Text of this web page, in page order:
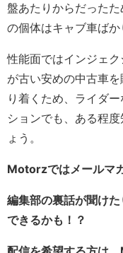
盤あたりからだった
の個体はキャブ車ばか
性能面ではインジェ
が古い安めの中古車
り着くため、ライダ
ションでも、ある程
ょう。
Motorzではメールマ
編集部の裏話が聞け
できるかも！？